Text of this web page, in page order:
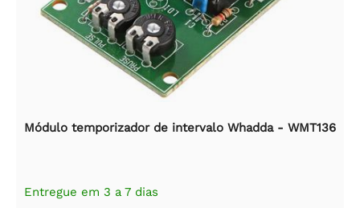
Módulo temporizador de intervalo Whadda - WMT136
Entregue em 3 a 7 dias